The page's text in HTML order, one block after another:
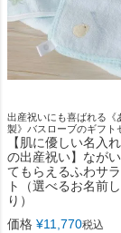
出産祝いにも喜ばれる《
製》バスローブのギフ
【肌に優しい名入
の出産祝い】なが
てもらえるふわサ
ト（選べるお名前
り）
価格 ¥11,770税込